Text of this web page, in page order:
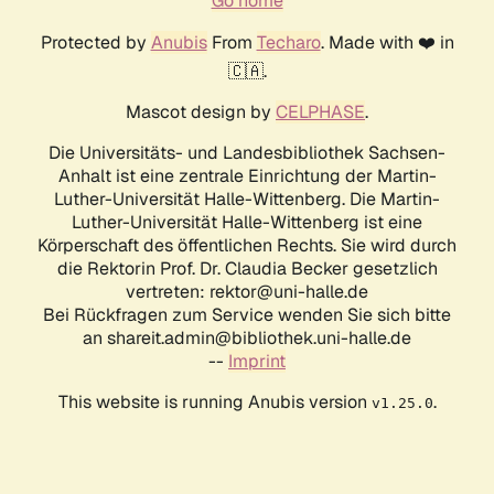
Protected by AnubisFrom Techaro. Made with ❤️ in
🇨🇦.
Mascot design by CELPHASE.
Die Universitäts- und Landesbibliothek Sachsen-
Anhalt ist eine zentrale Einrichtung der Martin-
Luther-Universität Halle-Wittenberg. Die Martin-
Luther-Universität Halle-Wittenberg ist eine
Körperschaft des öffentlichen Rechts. Sie wird durch
die Rektorin Prof. Dr. Claudia Becker gesetzlich
vertreten: rektor@uni-halle.de
Bei Rückfragen zum Service wenden Sie sich bitte
an shareit.admin@bibliothek.uni-halle.de
-- Imprint
This website is running Anubis version v1.25.0.